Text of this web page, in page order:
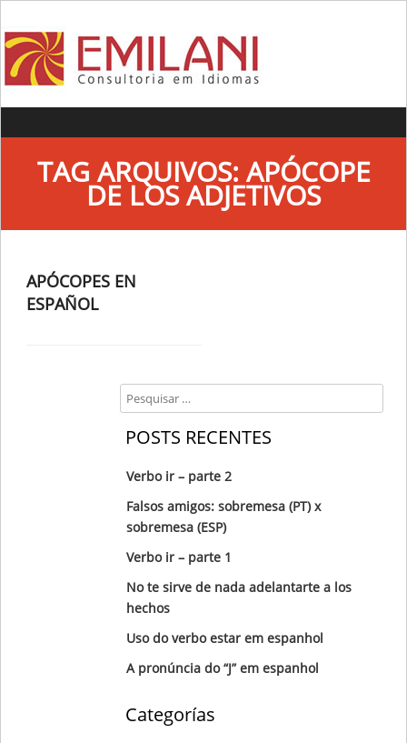
TAG ARQUIVOS: APÓCOPE
DE LOS ADJETIVOS
APÓCOPES EN
ESPAÑOL
Search
POSTS RECENTES
Verbo ir – parte 2
Falsos amigos: sobremesa (PT) x
sobremesa (ESP)
Verbo ir – parte 1
No te sirve de nada adelantarte a los
hechos
Uso do verbo estar em espanhol
A pronúncia do “J” em espanhol
Categorías